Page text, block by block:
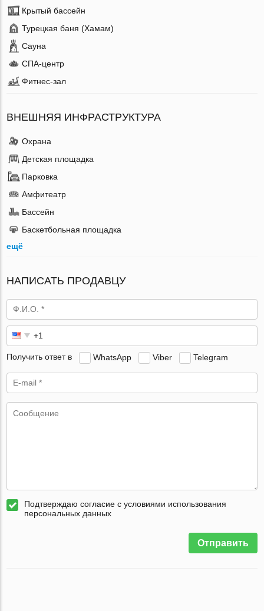
Крытый бассейн
Турецкая баня (Хамам)
Сауна
СПА-центр
Фитнес-зал
ВНЕШНЯЯ ИНФРАСТРУКТУРА
Охрана
Детская площадка
Парковка
Амфитеатр
Бассейн
Баскетбольная площадка
ещё
НАПИСАТЬ ПРОДАВЦУ
Получить ответ в WhatsApp Viber Telegram
Подтверждаю согласие с условиями использования
персональных данных
Отправить